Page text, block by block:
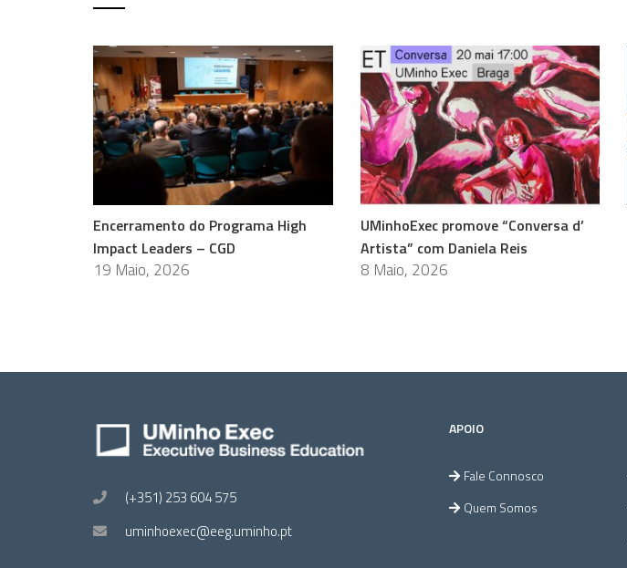
Encerramento do Programa High
Impact Leaders – CGD
19 Maio, 2026
UMinhoExec promove “Conversa d’
Artista” com Daniela Reis
8 Maio, 2026
(+351) 253 604 575
uminhoexec@eeg.uminho.pt
APOIO
Fale Connosco
Quem Somos